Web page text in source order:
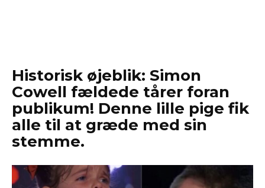
Historisk øjeblik: Simon
Cowell fældede tårer foran
publikum! Denne lille pige fik
alle til at græde med sin
stemme.